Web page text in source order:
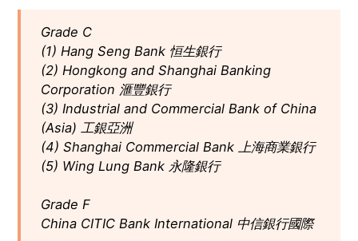
Grade C
(1) Hang Seng Bank 恒生銀行
(2) Hongkong and Shanghai Banking
Corporation 滙豐銀行
(3) Industrial and Commercial Bank of China
(Asia) 工銀亞洲
(4) Shanghai Commercial Bank 上海商業銀行
(5) Wing Lung Bank 永隆銀行
Grade F
China CITIC Bank International 中信銀行國際